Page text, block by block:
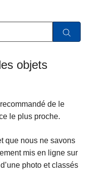
objets
de le
le plus proche.
que nous ne savons
mis en ligne sur
photo et classés